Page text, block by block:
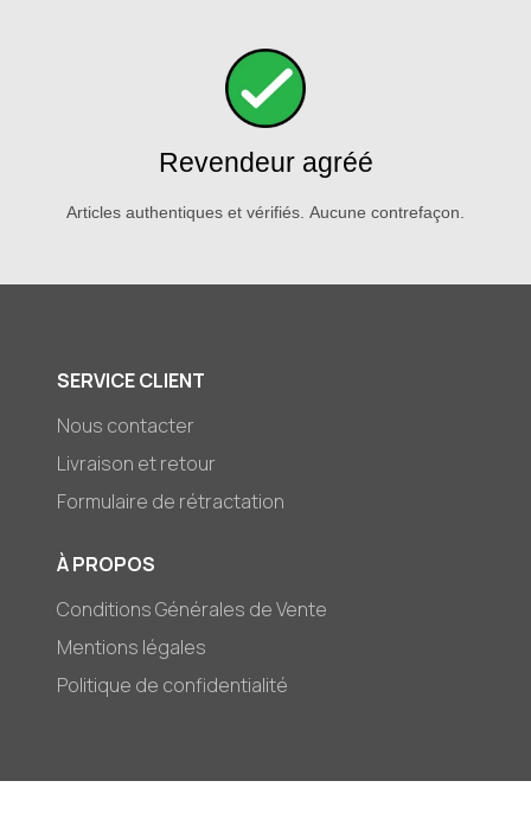
Revendeur agréé
Articles authentiques et vérifiés. Aucune contrefaçon.
SERVICE CLIENT
Nous contacter
Livraison et retour
Formulaire de rétractation
À PROPOS
Conditions Générales de Vente
Mentions légales
Politique de confidentialité
© 2026,Mark-et-Zoé